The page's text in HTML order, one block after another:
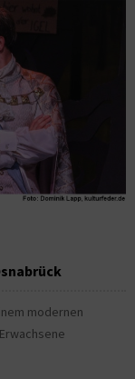
modernen